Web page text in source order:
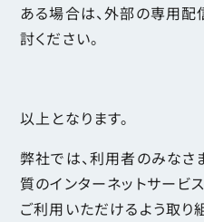
ある場合は、外部の専用
討ください。
以上となります。
弊社では、利用者のみなさ
質のインターネットサービ
ご利用いただけるよう取り